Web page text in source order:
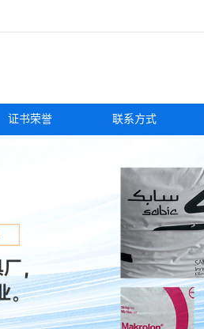
证书荣誉 联系方式